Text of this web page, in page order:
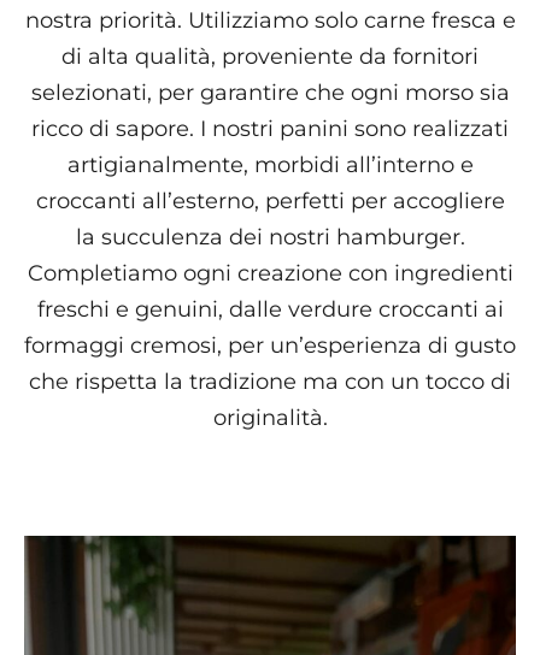
nostra priorità. Utilizziamo solo carne fresca e
di alta qualità, proveniente da fornitori
selezionati, per garantire che ogni morso sia
ricco di sapore. I nostri panini sono realizzati
artigianalmente, morbidi all’interno e
croccanti all’esterno, perfetti per accogliere
la succulenza dei nostri hamburger.
Completiamo ogni creazione con ingredienti
freschi e genuini, dalle verdure croccanti ai
formaggi cremosi, per un’esperienza di gusto
che rispetta la tradizione ma con un tocco di
originalità.